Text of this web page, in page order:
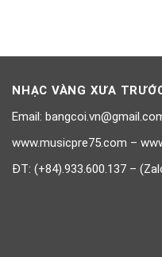
NHẠC VÀNG XƯA
Email:
www.musicpre75.com –
ĐT: (+84).933.600.137 –